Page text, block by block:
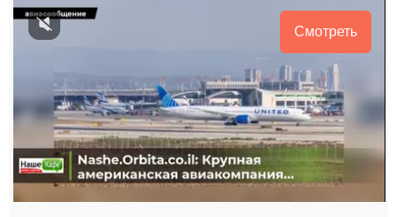
Смотреть